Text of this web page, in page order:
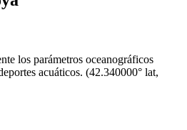
los parámetros oceanográficos
acuáticos. (42.340000° lat,